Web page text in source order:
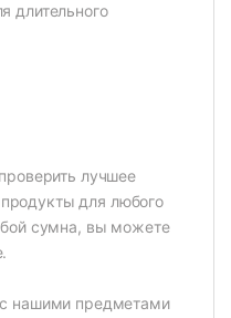
длительного
лучшее
для любого
сумна, вы можете
нашими предметами